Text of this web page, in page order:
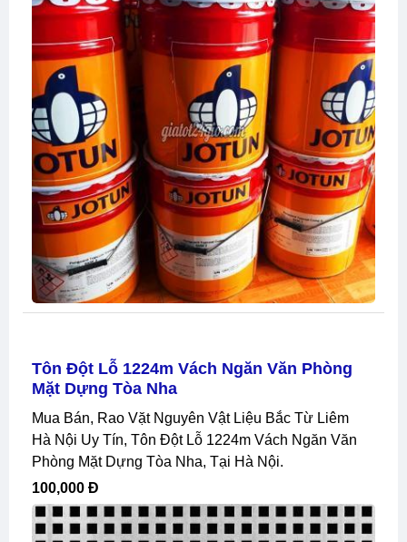
Tôn Đột Lỗ 1224m Vách Ngăn Văn Phòng
Mặt Dựng Tòa Nha
Mua Bán, Rao Vặt Nguyên Vật Liệu Bắc Từ Liêm
Hà Nội Uy Tín, Tôn Đột Lỗ 1224m Vách Ngăn Văn
Phòng Mặt Dựng Tòa Nha, Tại Hà Nội.
100,000 Đ